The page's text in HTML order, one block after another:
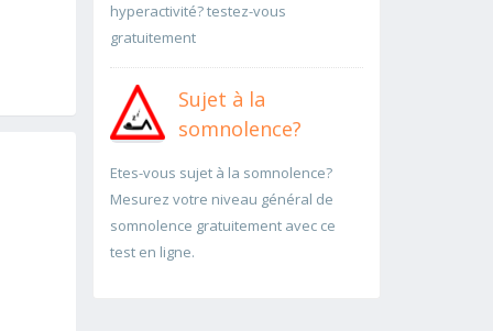
hyperactivité? testez-vous
gratuitement
Sujet à la
somnolence?
Etes-vous sujet à la somnolence?
Mesurez votre niveau général de
somnolence gratuitement avec ce
test en ligne.